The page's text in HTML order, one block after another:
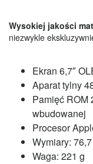
Wysokiej jakości
niezwykle
Ekran 6,7″
Aparat tylny
Pamięć ROM
wbudowanej
Procesor
Wymiary:
Waga: 221 g